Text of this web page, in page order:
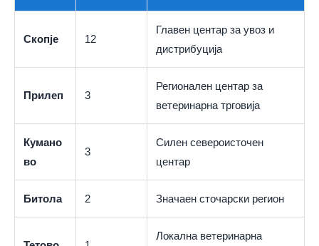
Скопје 12
Главен центар за увоз и
дистрибуција
Прилеп 3
Регионален центар за
ветеринарна трговија
Кумано
во
3
Силен североисточен
центар
Битола 2 Значаен сточарски регион
Локална ветеринарна